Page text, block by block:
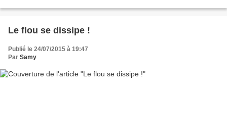
Le flou se dissipe !
Publié le 24/07/2015 à 19:47
Par Samy